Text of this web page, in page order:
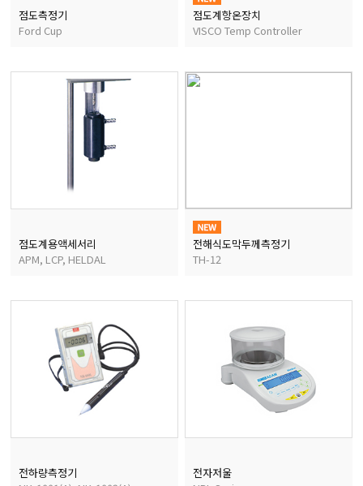
점도측정기
Ford Cup
점도계항온장치
VISCO Temp Controller
점도계용액세서리
APM, LCP, HELDAL
전해식도막두께측정기
TH-12
전하량측정기
전자저울